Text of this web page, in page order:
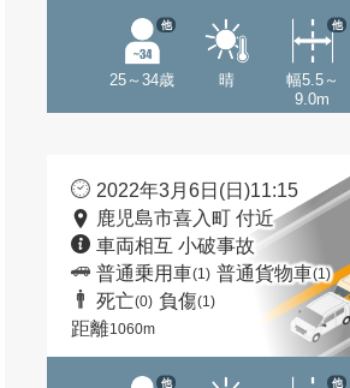
25～34歳
他
晴
幅5.5～
9.0m
他
2022年3月6日(日)11:15
鹿児島市喜入町 付近
車両相互 小破事故
普通乗用車(1) 普通貨物車(1)
死亡(0) 負傷(1)
距離1060m
他 他